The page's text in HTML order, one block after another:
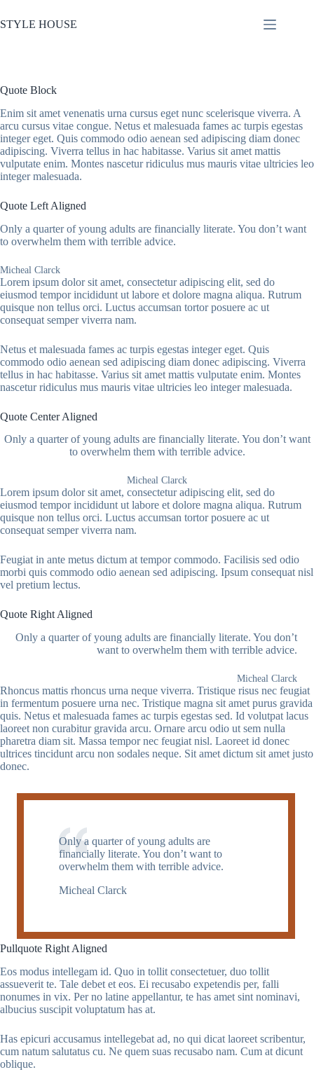
문
뛰
기
STYLE HOUSE
Quote Block
Enim sit amet venenatis urna cursus eget nunc scelerisque viverra. A
arcu cursus vitae congue. Netus et malesuada fames ac turpis egestas
integer eget. Quis commodo odio aenean sed adipiscing diam donec
adipiscing. Viverra tellus in hac habitasse. Varius sit amet mattis
vulputate enim. Montes nascetur ridiculus mus mauris vitae ultricies leo
integer malesuada.
Quote Left Aligned
Only a quarter of young adults are financially literate. You don’t want
to overwhelm them with terrible advice.
Micheal Clarck
Lorem ipsum dolor sit amet, consectetur adipiscing elit, sed do
eiusmod tempor incididunt ut labore et dolore magna aliqua. Rutrum
quisque non tellus orci. Luctus accumsan tortor posuere ac ut
consequat semper viverra nam.
Netus et malesuada fames ac turpis egestas integer eget. Quis
commodo odio aenean sed adipiscing diam donec adipiscing. Viverra
tellus in hac habitasse. Varius sit amet mattis vulputate enim. Montes
nascetur ridiculus mus mauris vitae ultricies leo integer malesuada.
Quote Center Aligned
Only a quarter of young adults are financially literate. You don’t want
to overwhelm them with terrible advice.
Micheal Clarck
Lorem ipsum dolor sit amet, consectetur adipiscing elit, sed do
eiusmod tempor incididunt ut labore et dolore magna aliqua. Rutrum
quisque non tellus orci. Luctus accumsan tortor posuere ac ut
consequat semper viverra nam.
Feugiat in ante metus dictum at tempor commodo. Facilisis sed odio
morbi quis commodo odio aenean sed adipiscing. Ipsum consequat nisl
vel pretium lectus.
Quote Right Aligned
Only a quarter of young adults are financially literate. You don’t
want to overwhelm them with terrible advice.
Micheal Clarck
Rhoncus mattis rhoncus urna neque viverra. Tristique risus nec feugiat
in fermentum posuere urna nec. Tristique magna sit amet purus gravida
quis. Netus et malesuada fames ac turpis egestas sed. Id volutpat lacus
laoreet non curabitur gravida arcu. Ornare arcu odio ut sem nulla
pharetra diam sit. Massa tempor nec feugiat nisl. Laoreet id donec
ultrices tincidunt arcu non sodales neque. Sit amet dictum sit amet justo
donec.
Only a quarter of young adults are
financially literate. You don’t want to
overwhelm them with terrible advice.
Micheal Clarck
Pullquote Right Aligned
Eos modus intellegam id. Quo in tollit consectetuer, duo tollit
assueverit te. Tale debet et eos. Ei recusabo expetendis per, falli
nonumes in vix. Per no latine appellantur, te has amet sint nominavi,
albucius suscipit voluptatum has at.
Has epicuri accusamus intellegebat ad, no qui dicat laoreet scribentur,
cum natum salutatus cu. Ne quem suas recusabo nam. Cum at dicunt
oblique.